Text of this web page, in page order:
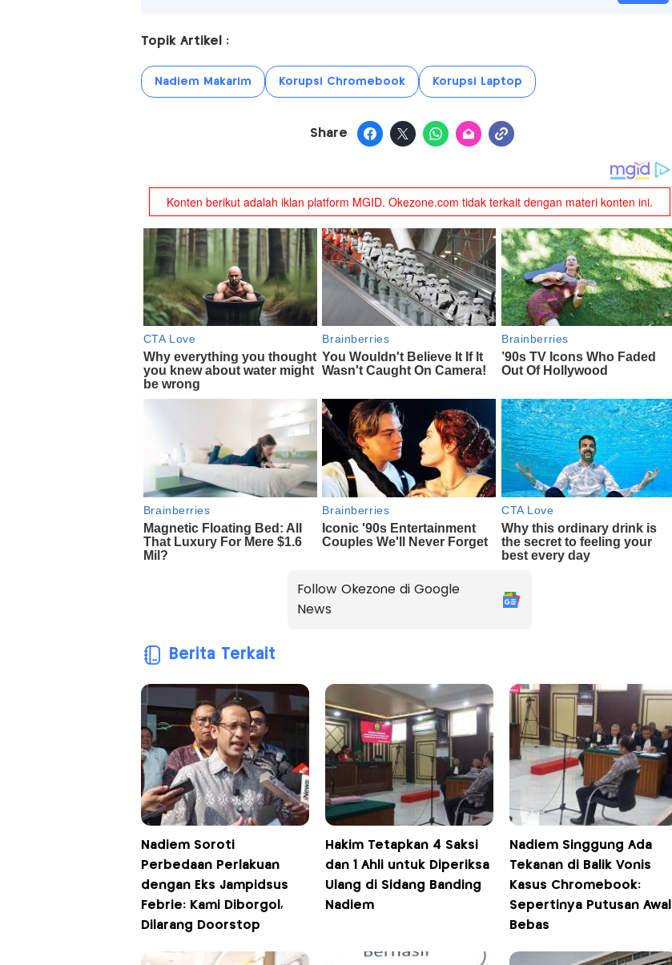
Topik Artikel :
Nadiem Makarim Korupsi Chromebook Korupsi Laptop
Share
Follow Okezone di Google
News
Berita Terkait
Nadiem Soroti
Perbedaan Perlakuan
dengan Eks Jampidsus
Febrie: Kami Diborgol,
Dilarang Doorstop
Hakim Tetapkan 4 Saksi
dan 1 Ahli untuk Diperiksa
Ulang di Sidang Banding
Nadiem
Nadiem Singgung Ada
Tekanan di Balik Vonis
Kasus Chromebook:
Sepertinya Putusan Awal
Bebas